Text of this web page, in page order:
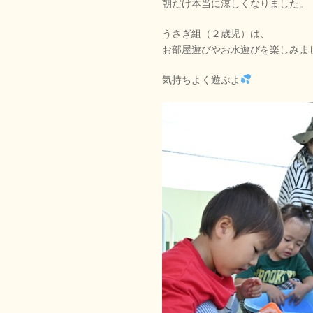
朝だけ本当に涼しくなりました。
うさぎ組（２歳児）は、
お部屋遊びやお水遊びを楽しみま
気持ちよく遊ぶよ